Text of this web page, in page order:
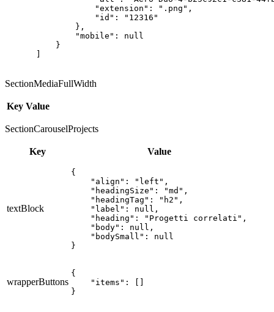
            "extension": ".png",
            "id": "12316"
        },
        "mobile": null
    }
]
SectionMediaFullWidth
Key Value
SectionCarouselProjects
Key Value
textBlock
{
    "align": "left",
    "headingSize": "md",
    "headingTag": "h2",
    "label": null,
    "heading": "Progetti correlati",
    "body": null,
    "bodySmall": null
}
wrapperButtons
{
    "items": []
}